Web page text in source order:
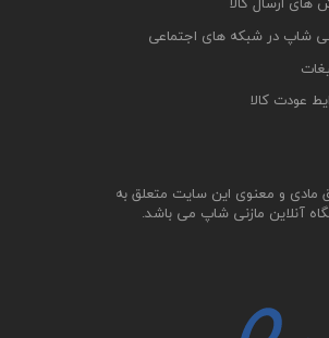
مادی و معنوی این سایت متعلق به
آنلاین مازنی شاپ می باشد.
های ارسال کالا
شاپ در شبکه های اجتماعی
عودت کالا